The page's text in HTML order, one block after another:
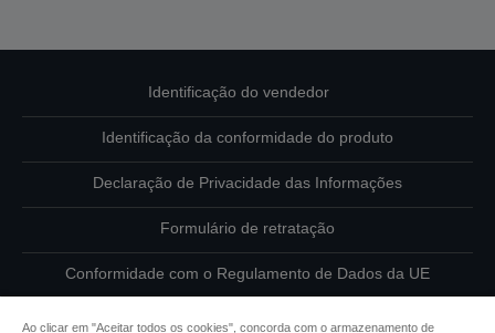
Identificação do vendedor
Identificação da conformidade do produto
Declaração de Privacidade das Informações
Formulário de retratação
Conformidade com o Regulamento de Dados da UE
Ao clicar em "Aceitar todos os cookies", concorda com o armazenamento de